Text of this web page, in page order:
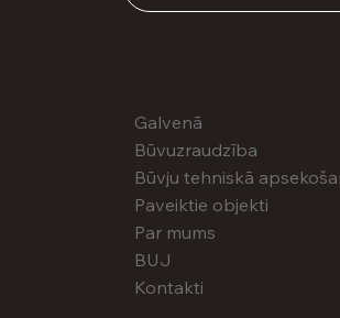
Galvenā
Būvuzraudzība
Būvju tehniskā
Paveiktie objekti
Par mums
BUJ
Kontakti